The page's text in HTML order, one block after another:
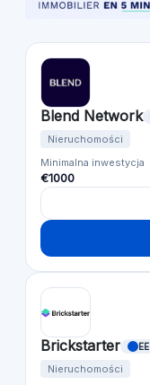
Blend Network
Nieruchomości
Minimalna inwestycja
€1000
Brickstarter EE
Nieruchomości